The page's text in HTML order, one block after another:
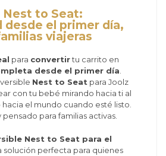
Nest to Seat:
desde el primer día,
viajeras
para convertirtu carrito en
desde el primer día.
Nest to Seatpara Joolz
con tu bebé mirando hacia ti al
el mundo cuando esté listo.
para familias activas.
Nest to Seat para el
solución perfecta para quienes